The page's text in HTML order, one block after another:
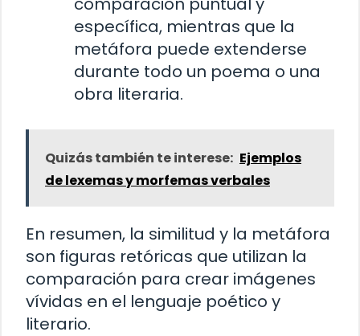
específica, mientras que la
metáfora puede extenderse
durante todo un poema o una
obra literaria.
Quizás también te interese: Ejemplos
de lexemas y morfemas verbales
En resumen, la similitud y la metáfora
son figuras retóricas que utilizan la
comparación para crear imágenes
vívidas en el lenguaje poético y
literario.